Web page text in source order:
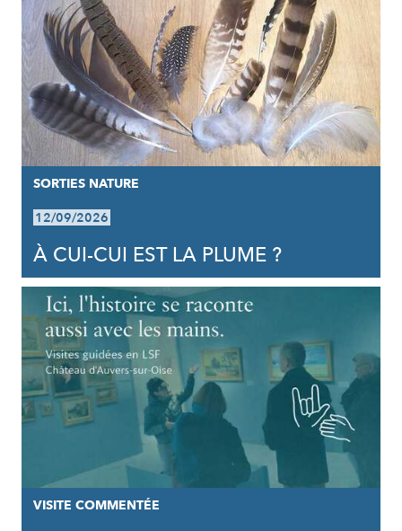
SORTIES NATURE
12/09/2026
À CUI-CUI EST LA PLUME ?
VISITE COMMENTÉE